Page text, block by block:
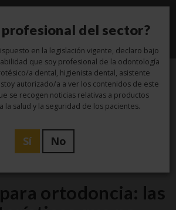
Toggle
3
ortodoncia: las
profesional del sector?
en la legislación vigente, declaro bajo
que soy profesional de la odontología
a dental, higienista dental, asistente
autorizado/a a ver los contenidos de este
se recogen noticias relativas a productos
la salud y la seguridad de los pacientes.
Sí No